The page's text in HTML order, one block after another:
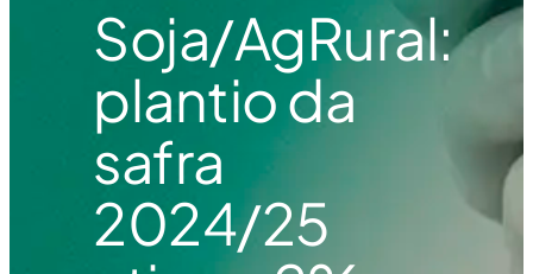
Soja/AgRural:
plantio da
safra
2024/25